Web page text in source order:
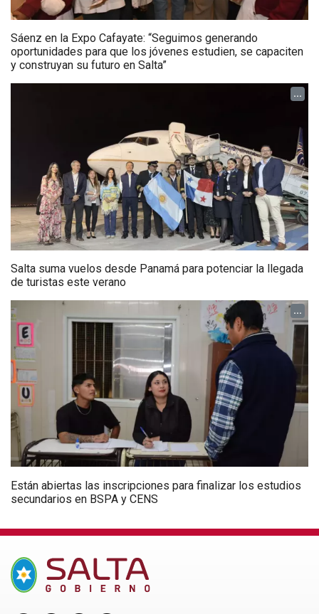
Sáenz en la Expo Cafayate: “Seguimos generando
oportunidades para que los jóvenes estudien, se capaciten
y construyan su futuro en Salta”
...
Salta suma vuelos desde Panamá para potenciar la llegada
de turistas este verano
...
Están abiertas las inscripciones para finalizar los estudios
secundarios en BSPA y CENS